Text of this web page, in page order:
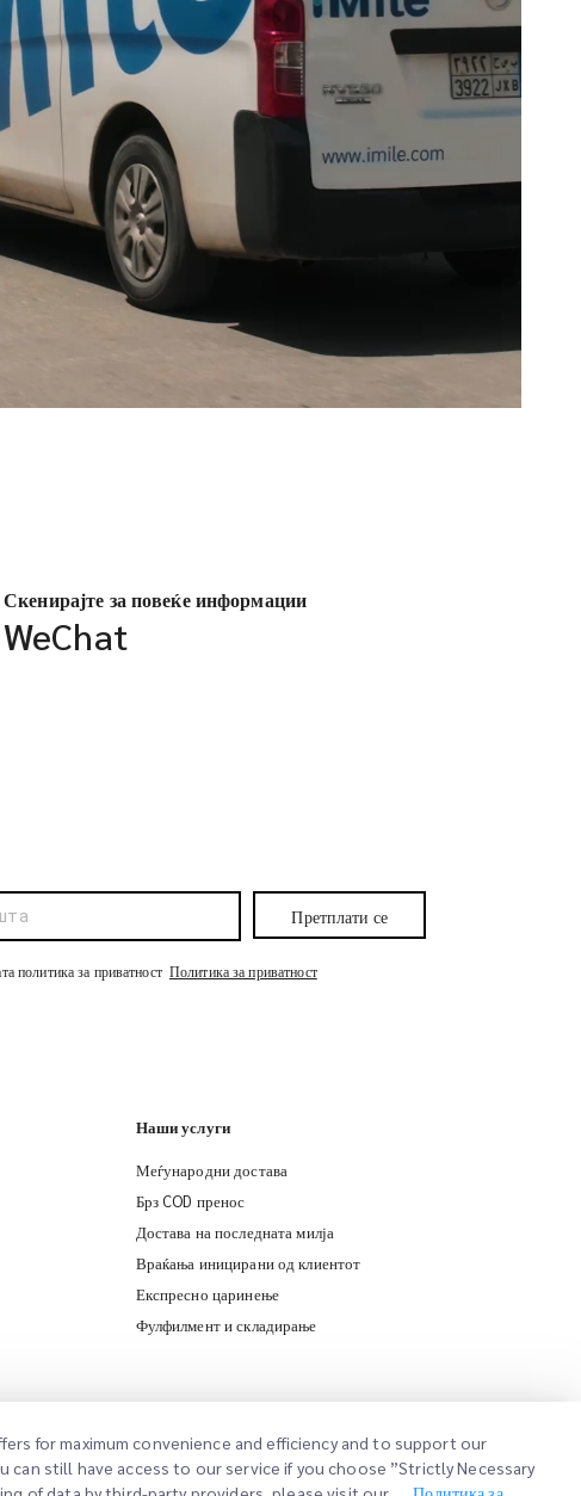
Скенирајте за повеќе информации
WeChat
Претплати се
политика за приватност Политика за приватност
Наши услуги
Меѓународни достава
Брз COD пренос
Достава на последната милја
Враќања иницирани од клиентот
Експресно царинење
Фулфилмент и складирање
for maximum convenience and efficiency and to support our
still have access to our service if you choose ”Strictly Necessary
iMile Chat